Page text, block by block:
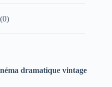
dramatique vintage